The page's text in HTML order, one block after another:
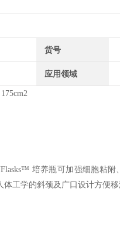
货号
应用领域
培养瓶可加强细胞粘
工学的斜颈及广口设计方便移